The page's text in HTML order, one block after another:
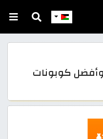
كود خصم تيمو 2026 وأفضل كوبونات